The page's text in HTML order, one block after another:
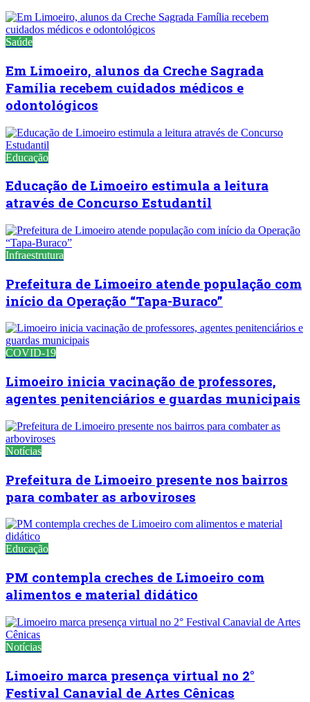
Saúde
Em Limoeiro, alunos da Creche Sagrada
Família recebem cuidados médicos e
odontológicos
Educação
Educação de Limoeiro estimula a leitura
através de Concurso Estudantil
Infraestrutura
Prefeitura de Limoeiro atende população com
início da Operação “Tapa-Buraco”
COVID-19
Limoeiro inicia vacinação de professores,
agentes penitenciários e guardas municipais
Notícias
Prefeitura de Limoeiro presente nos bairros
para combater as arboviroses
Educação
PM contempla creches de Limoeiro com
alimentos e material didático
Notícias
Limoeiro marca presença virtual no 2°
Festival Canavial de Artes Cênicas